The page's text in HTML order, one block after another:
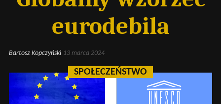
eurodebila
Bartosz Kopczyński 13 marca 2024
SPOŁECZEŃSTWO